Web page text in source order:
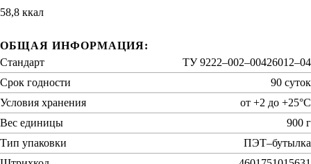
58,8 ккал
ОБЩАЯ ИНФОРМАЦИЯ:
Стандарт
ТУ 9222–002–00426012–04
Срок годности
90 суток
Условия хранения
от +2 до +25°C
Вес единицы
900 г
Тип упаковки
ПЭТ–бутылка